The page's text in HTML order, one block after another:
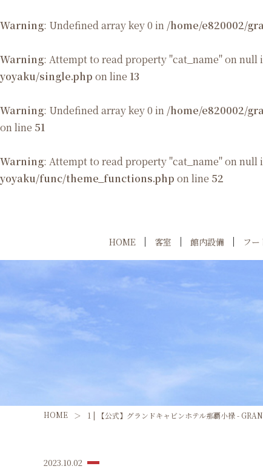
Warning: Undefined array key 0 in /home/e820002/
Warning: Attempt to read property "cat_name" on null
yoyaku/single.php on line 13
Warning: Undefined array key 0 in /home/e820002/
on line 51
Warning: Attempt to read property "cat_name" on null
yoyaku/func/theme_functions.php on line 52
HOME 客室 館内設備 フー
HOME 1 | 【公式】グランドキャビンホテル那覇小禄 -
2023.10.02